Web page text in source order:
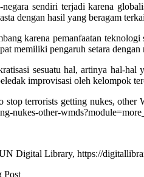
sendiri terjadi karena
dengan hasil yang beragam
karena pemanfaatan
memiliki pengaruh setara dengan
sesuatu hal, artinya hal-
improvisasi oleh kelompok
stop terrorists getting nukes,
nukes-other-
Digital Library, https://
Post